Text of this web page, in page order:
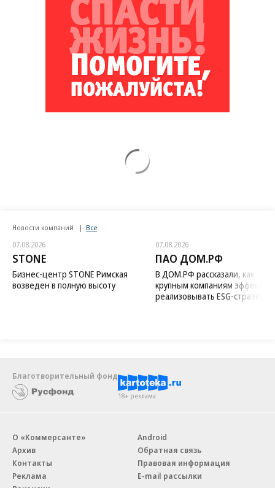
Новости компаний Все
07.08.2026
STONE
Бизнес-центр STONE Римская
возведен в полную высоту
07.08.2026
ПАО ДОМ.РФ
В ДОМ.РФ рассказали, как
крупным компаниям
реализовывать ESG-стратегию
Благотворительный фонд
18+ реклама
О «Коммерсанте»
Архив
Контакты
Реклама
Android
Обратная связь
Правовая информация
E-mail рассылки